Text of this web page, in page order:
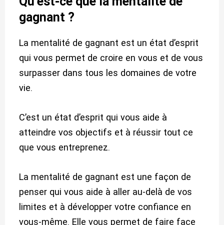
gagnant ?
La mentalité de gagnant est un état d’esprit
qui vous permet de croire en vous et de vous
surpasser dans tous les domaines de votre
vie.
C’est un état d’esprit qui vous aide à
atteindre vos objectifs et à réussir tout ce
que vous entreprenez.
La mentalité de gagnant est une façon de
penser qui vous aide à aller au-delà de vos
limites et à développer votre confiance en
vous-même. Elle vous permet de faire face